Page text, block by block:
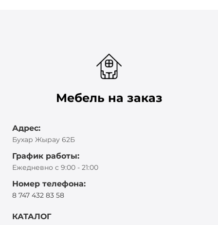
Мебель на заказ
Адрес:
Бухар Жырау 62Б
График работы:
Ежедневно с 9:00 - 21:00
Номер телефона:
8 747 432 83 58
КАТАЛОГ